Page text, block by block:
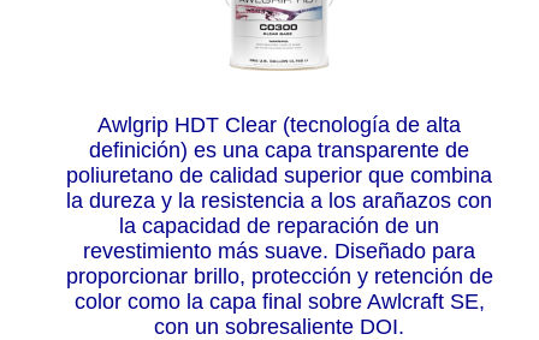
Awlgrip HDT Clear (tecnología de alta
definición) es una capa transparente de
poliuretano de calidad superior que combina
la dureza y la resistencia a los arañazos con
la capacidad de reparación de un
revestimiento más suave. Diseñado para
proporcionar brillo, protección y retención de
color como la capa final sobre Awlcraft SE,
con un sobresaliente DOI.